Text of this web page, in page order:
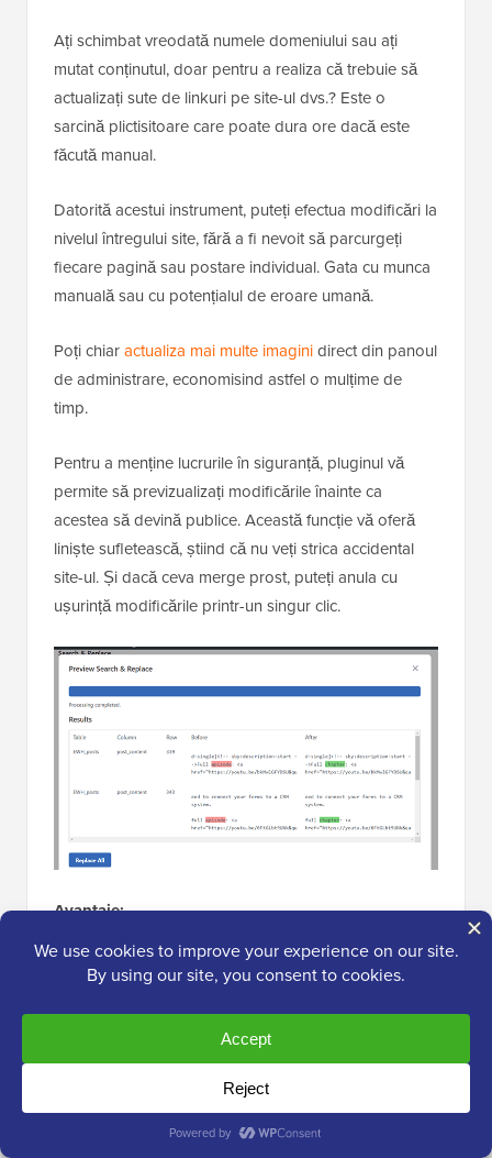
Ați schimbat vreodată numele domeniului sau ați
mutat conținutul, doar pentru a realiza că trebuie să
actualizați sute de linkuri pe site-ul dvs.? Este o
sarcină plictisitoare care poate dura ore dacă este
făcută manual.
Datorită acestui instrument, puteți efectua modificări la
nivelul întregului site, fără a fi nevoit să parcurgeți
fiecare pagină sau postare individual. Gata cu munca
manuală sau cu potențialul de eroare umană.
Poți chiaractualiza mai multe imaginidirect din panoul
de administrare, economisind astfel o mulțime de
timp.
Pentru a menține lucrurile în siguranță, pluginul vă
permite să previzualizați modificările înainte ca
acestea să devină publice. Această funcție vă oferă
liniște sufletească, știind că nu veți strica accidental
site-ul. Și dacă ceva merge prost, puteți anula cu
ușurință modificările printr-un singur clic.
Avantaje:
Alegeți între căutări sensibile la
Vizează tabele de baze de date unice sau
Urmăriți modificările cu o funcție de istoric